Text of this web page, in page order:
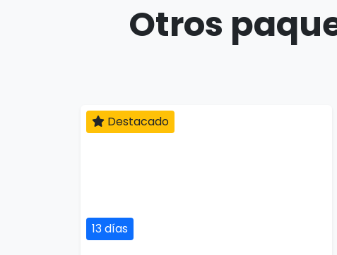
Otros
13 días
Destacado